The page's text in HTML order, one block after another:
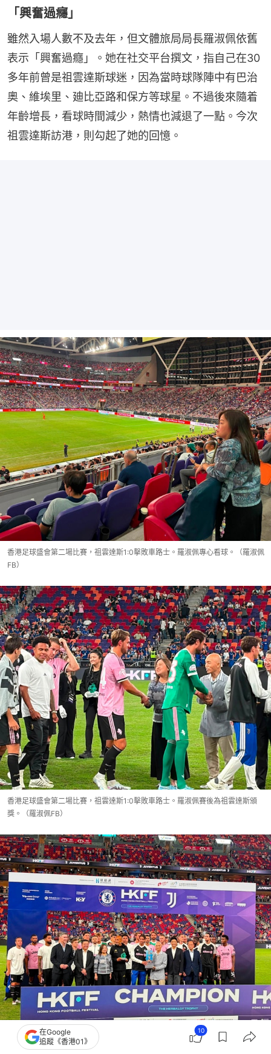
「興奮過癮」
雖然入場人數不及去年，但文體旅局局長羅淑佩依舊
表示「興奮過癮」。她在社交平台撰文，指自己在30
多年前曾是祖雲達斯球迷，因為當時球隊陣中有巴治
奧、維埃里、廸比亞路和保方等球星。不過後來隨着
年齡增長，看球時間減少，熱情也減退了一點。今次
祖雲達斯訪港，則勾起了她的回憶。
香港足球盛會第二場比賽，祖雲達斯1:0擊敗車路士。羅淑佩專心看球。（羅淑佩
FB）
香港足球盛會第二場比賽，祖雲達斯1:0擊敗車路士。羅淑佩賽後為祖雲達斯頒
獎。（羅淑佩FB）
香港足球盛會第二場比賽，祖雲達斯1:0擊敗車路士。羅淑佩賽後為祖雲達斯頒
在Google
追蹤《香港01》
10